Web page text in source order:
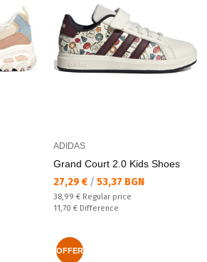
ADIDAS
Grand Court 2.0 Kids Shoes
Текуща цена:
27,29 € / 53,37 BGN
Regular price:
38,99 € Regular price
Спестявате:
11,70 € Difference
OFFER